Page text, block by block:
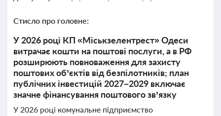
Стисло про головне:
У 2026 році КП «Міськзелентрест» Одеси
витрачає кошти на поштові послуги, а в РФ
розширюють повноваження для захисту
поштових об’єктів від безпілотників; план
публічних інвестицій 2027–2029 включає
значне фінансування поштового зв’язку
У 2026 році комунальне підприємство